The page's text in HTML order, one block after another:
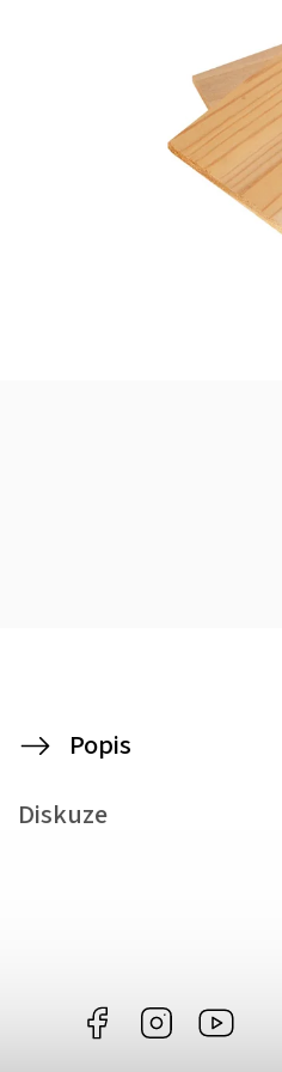
Popis
Diskuze
Facebook Instagram